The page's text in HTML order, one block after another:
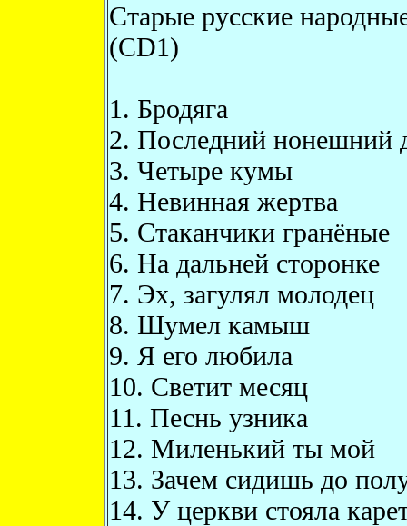
Старые русские
(CD1)
1. Бродяга
2. Последний нонешний
3. Четыре кумы
4. Невинная жертва
5. Стаканчики гранёные
6. На дальней сторонке
7. Эх, загулял молодец
8. Шумел камыш
9. Я его любила
10. Светит месяц
11. Песнь узника
12. Миленький ты мой
13. Зачем сидишь до
14. У церкви стояла